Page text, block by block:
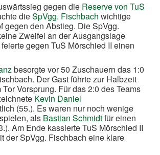
Startseite Über uns
Fußball
SpVgg. Fischbach, 0:3 (0:1),
gegen die Reserve von TuS
dieSpVgg. Fischbach wichtige
gegen den Abstieg. Die SpVgg.
Zweifel an der Ausgangslage
gegen TuS Mörschied II einen
besorgte vor 50 Zuschauern das 1:0
Der Gast führte zur Halbzeit
Vorsprung. Für das 2:0 des Teams
Kevin Daniel
(55.). Es waren nur noch wenige
als Bastian Schmidtfür einen
Am Ende kassierte TuS Mörschied II
der SpVgg. Fischbach eine klare